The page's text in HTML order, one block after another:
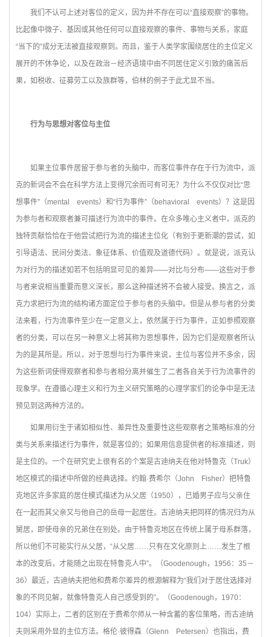
我们不认可上述对客位的定义，因为并不存在可以“直接观察”的事物。
比起像中微子、基因或其他任何可以直接观察的事件、事物与关系，家庭
“当下的”成分无法被直接观察到。而且，鉴于人类学家围绕居住的主位定义
展开的不休争论，以及在政治－经济语境中由不同居住定义引致的痛苦后
果，如税收、征募劳工以及族群等，伯林的例子于此尤显不当。
行为与思想对客位与主位
如果主位事件居留于参与者的头脑中，而客位事件存在于行为流中，派
克的新词会不会在科学方法上变得冗余而可有可无？为什么不仅仅对比“思
想事件”（mental events）和“行为事件”（behavioral events）？这是因
为参与者和观察者兼可描述行为流中的事件。在众多唯心主义者中，派克的
独特贡献恰恰在于他尝试把行为流的描述主位化（有别于更新潮的尝试，如
引导语法、民间分类法、象征体系、价值观及道德代码）。就是说，派克认
为对行为的描述如若不包括明显可见的差异——对比与分布——这些对于参
与者来说相当重要而意义深长，那么这种描述将不会被人接受。换言之，派
克力求把行为流的结构诸方面定位于参与者的头脑中。但是从参与者的分类
法来看，行为流事件至少在一定意义上，依然属于行为事件，正如参照观察
者的分类，可以在另一种意义上将其称为思想事件，因为它们是观察者所认
为的是其所是。所以，对于思想与行为事件来说，主位与客位并不多余，因
为这些新词使得观察者和参与者相分离并催生了二者各自关于行为流事件的
现象学。在遵循心理主义和行为主义研究策略的心理学家们的论争中是无法
预见到这两种方法的。
如果用衍生于诸如相似性、差异性及重要性这些观察者之策略标准的分
类与关系来描述行为事件，就是客位的；如果用信息提供者的标准描述，则
是主位的。一个在研究史上很有名的个案是古迪纳夫在他对特鲁克（Truk）
地区模式的描述中所做的经典选择。约翰·费希尔（John Fisher）把特鲁
克地区许多家庭的居住模式描述为从父居（1950），已婚男子应与父亲住
在一起而其父亲又与他自己的岳母一起居住。古迪纳夫把同样的情况归为从
舅居，即使母亲的兄弟住在别处。由于特鲁克地区在传统上属于母系群落，
所以他们不可能实行从父居，“从父居……只有在文化原则上……发生了根
本的改变后，才能随之出现在特鲁克人中”。（Goodenough，1956：35－
36）最近，古迪纳夫把他和费希尔差异的根源解释为“我们对于居住选择对
象的不同见解，就像特鲁克人自己感受到的”。（Goodenough，1970：
104）实际上，二者的区别在于费希尔师从一种含蓄的客位策略，而古迪纳
夫则采用外显的主位方法。格伦·彼得森（Glenn Petersen）也指出，费